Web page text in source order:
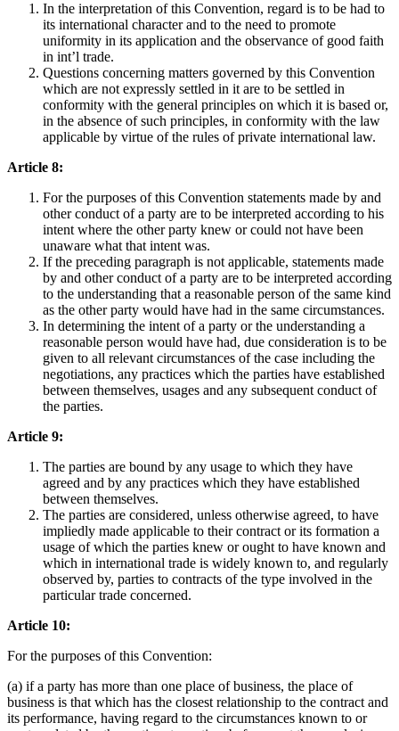
In the interpretation of this Convention, regard is to be had to
its international character and to the need to promote
uniformity in its application and the observance of good faith
in int’l trade.
Questions concerning matters governed by this Convention
which are not expressly settled in it are to be settled in
conformity with the general principles on which it is based or,
in the absence of such principles, in conformity with the law
applicable by virtue of the rules of private international law.
Article 8:
For the purposes of this Convention statements made by and
other conduct of a party are to be interpreted according to his
intent where the other party knew or could not have been
unaware what that intent was.
If the preceding paragraph is not applicable, statements made
by and other conduct of a party are to be interpreted according
to the understanding that a reasonable person of the same kind
as the other party would have had in the same circumstances.
In determining the intent of a party or the understanding a
reasonable person would have had, due consideration is to be
given to all relevant circumstances of the case including the
negotiations, any practices which the parties have established
between themselves, usages and any subsequent conduct of
the parties.
Article 9:
The parties are bound by any usage to which they have
agreed and by any practices which they have established
between themselves.
The parties are considered, unless otherwise agreed, to have
impliedly made applicable to their contract or its formation a
usage of which the parties knew or ought to have known and
which in international trade is widely known to, and regularly
observed by, parties to contracts of the type involved in the
particular trade concerned.
Article 10:
For the purposes of this Convention:
(a) if a party has more than one place of business, the place of
business is that which has the closest relationship to the contract and
its performance, having regard to the circumstances known to or